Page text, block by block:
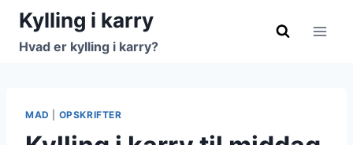
Fortsæt
indhold
Kylling i karry
Hvad er kylling i karry?
MAD OPSKRIFTER